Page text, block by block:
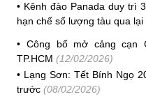
• Kênh đào Panada duy trì
hạn chế số lượng tàu qua lại
•Công bố mở cảng cạn
TP.HCM (12/02/2026)
• Lạng Sơn: Tết Bính Ngọ
trước (08/02/2026)